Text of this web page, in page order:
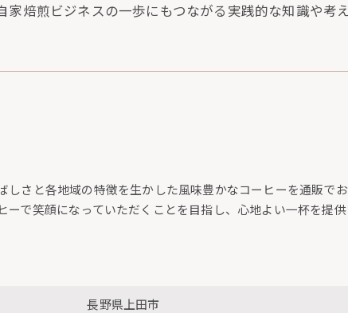
焙煎ビジネスの一歩にもつながる実践的な知識や考
しさと各地域の特徴を生かした風味豊かなコーヒーを通販で
ーで笑顔になっていただくことを目指し、心地よい一杯を提
長野県上田市